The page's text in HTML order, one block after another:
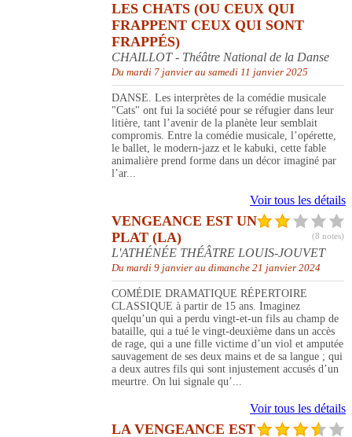
LES CHATS (OU CEUX QUI
FRAPPENT CEUX QUI SONT
FRAPPÉS)
CHAILLOT - Théâtre National de la Danse
Du mardi 7 janvier au samedi 11 janvier 2025
DANSE. Les interprètes de la comédie musicale
"Cats" ont fui la société pour se réfugier dans leur
litière, tant l’avenir de la planète leur semblait
compromis. Entre la comédie musicale, l’opérette,
le ballet, le modern-jazz et le kabuki, cette fable
animalière prend forme dans un décor imaginé par
l’ar...
Voir tous les détails
(8 notes)
VENGEANCE EST UN
PLAT (LA)
L'ATHÉNÉE THÉÂTRE LOUIS-JOUVET
Du mardi 9 janvier au dimanche 21 janvier 2024
COMÉDIE DRAMATIQUE RÉPERTOIRE
CLASSIQUE à partir de 15 ans. Imaginez
quelqu’un qui a perdu vingt-et-un fils au champ de
bataille, qui a tué le vingt-deuxième dans un accès
de rage, qui a une fille victime d’un viol et amputée
sauvagement de ses deux mains et de sa langue ; qui
a deux autres fils qui sont injustement accusés d’un
meurtre. On lui signale qu’...
Voir tous les détails
LA VENGEANCE EST